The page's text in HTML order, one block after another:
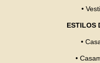
•
ESTILOS
•
•